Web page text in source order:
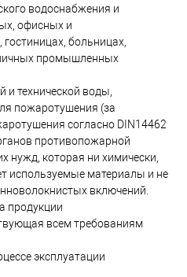
водоснабжения и
офисных и
больницах,
промышленных
и технической воды,
пожаротушения (за
согласно DIN14462
противопожарной
нужд, которая ни химически,
используемые материалы и не
включений.
продукции
всем требованиям
эксплуатации